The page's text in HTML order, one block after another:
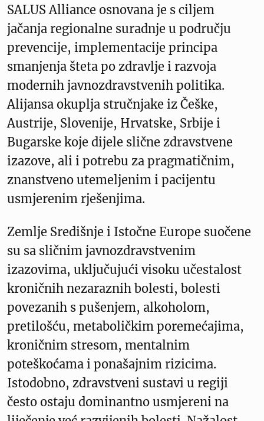
SALUS Alliance osnovana je s ciljem
jačanja regionalne suradnje u području
prevencije, implementacije principa
smanjenja šteta po zdravlje i razvoja
modernih javnozdravstvenih politika.
Alijansa okuplja stručnjake iz Češke,
Austrije, Slovenije, Hrvatske, Srbije i
Bugarske koje dijele slične zdravstvene
izazove, ali i potrebu za pragmatičnim,
znanstveno utemeljenim i pacijentu
usmjerenim rješenjima.
Zemlje Središnje i Istočne Europe suočene
su sa sličnim javnozdravstvenim
izazovima, uključujući visoku učestalost
kroničnih nezaraznih bolesti, bolesti
povezanih s pušenjem, alkoholom,
pretilošću, metaboličkim poremećajima,
kroničnim stresom, mentalnim
poteškoćama i ponašajnim rizicima.
Istodobno, zdravstveni sustavi u regiji
često ostaju dominantno usmjereni na